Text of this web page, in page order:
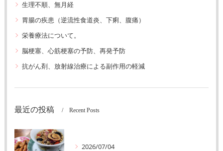
生理不順、無月経
胃腸の疾患（逆流性食道炎、下痢、腹痛）
栄養療法について。
脳梗塞、心筋梗塞の予防、再発予防
抗がん剤、放射線治療による副作用の軽減
最近の投稿 Recent Posts
2026/07/04